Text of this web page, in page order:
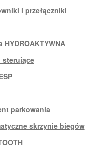
i przełączniki
HYDROAKTYWNA
sterujące
parkowania
skrzynie biegów